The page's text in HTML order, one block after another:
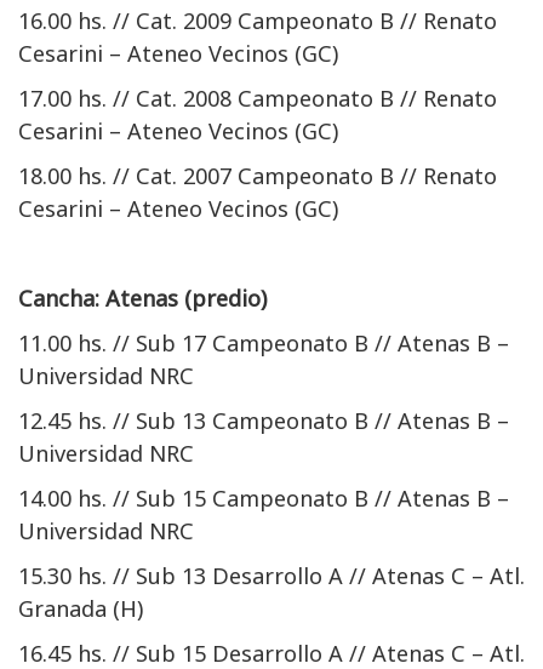
16.00 hs. // Cat. 2009 Campeonato B // Renato
Cesarini – Ateneo Vecinos (GC)
17.00 hs. // Cat. 2008 Campeonato B // Renato
Cesarini – Ateneo Vecinos (GC)
18.00 hs. // Cat. 2007 Campeonato B // Renato
Cesarini – Ateneo Vecinos (GC)
Cancha: Atenas (predio)
11.00 hs. // Sub 17 Campeonato B // Atenas B –
Universidad NRC
12.45 hs. // Sub 13 Campeonato B // Atenas B –
Universidad NRC
14.00 hs. // Sub 15 Campeonato B // Atenas B –
Universidad NRC
15.30 hs. // Sub 13 Desarrollo A // Atenas C – Atl.
Granada (H)
16.45 hs. // Sub 15 Desarrollo A // Atenas C – Atl.